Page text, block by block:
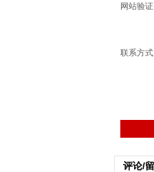
网站验证
联系方式
评论/